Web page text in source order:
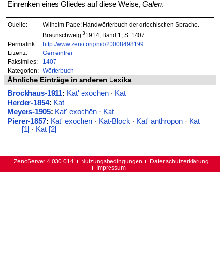
Einrenken eines Gliedes auf diese Weise, Galen.
Quelle:
Wilhelm Pape: Handwörterbuch der griechischen Sprache.
Braunschweig 31914, Band 1, S. 1407.
Permalink:
http://www.zeno.org/nid/20008498199
Lizenz:
Gemeinfrei
Faksimiles:
1407
Kategorien:
Wörterbuch
Ähnliche Einträge in anderen Lexika
Brockhaus-1911: Kat' exochen· Kat
Herder-1854: Kat
Meyers-1905: Kat' exochēn· Kat
Pierer-1857: Kat' exochēn· Kat-Block · Kat' anthrōpon· Kat
[1] · Kat [2]
ZenoServer 4.030.014 Nutzungsbedingungen
Datenschutzerklärung
Impressum